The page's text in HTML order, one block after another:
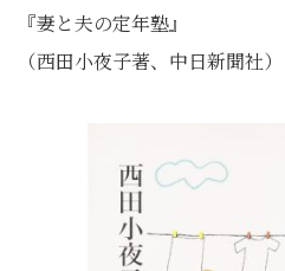
『妻と夫の定年塾』
（西田小夜子著、中日新聞社）